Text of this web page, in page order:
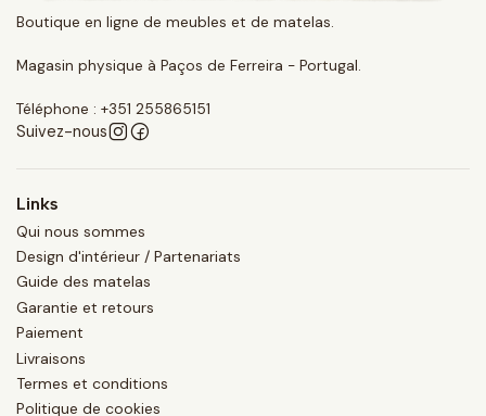
Boutique en ligne de meubles et de matelas.
Magasin physique à Paços de Ferreira - Portugal.
Téléphone : +351 255865151
Suivez-nous
Links
Qui nous sommes
Design d'intérieur / Partenariats
Guide des matelas
Garantie et retours
Paiement
Livraisons
Termes et conditions
Politique de cookies